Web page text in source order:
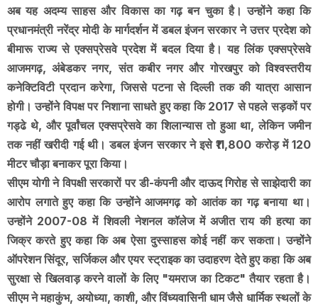
अब यह अदम्य साहस और विकास का गढ़ बन चुका है। उन्होंने कहा कि
प्रधानमंत्री नरेंद्र मोदी के मार्गदर्शन में डबल इंजन सरकार ने उत्तर प्रदेश को
बीमारू राज्य से एक्सप्रेसवे प्रदेश में बदल दिया है। यह लिंक एक्सप्रेसवे
आजमगढ़, अंबेडकर नगर, संत कबीर नगर और गोरखपुर को विश्वस्तरीय
कनेक्टिविटी प्रदान करेगा, जिससे पटना से दिल्ली तक की यात्रा आसान
होगी। उन्होंने विपक्ष पर निशाना साधते हुए कहा कि 2017 से पहले सड़कों पर
गड्ढे थे, और पूर्वांचल एक्सप्रेसवे का शिलान्यास तो हुआ था, लेकिन जमीन
तक नहीं खरीदी गई थी। डबल इंजन सरकार ने इसे ₹11,800 करोड़ में 120
मीटर चौड़ा बनाकर पूरा किया।
सीएम योगी ने विपक्षी सरकारों पर डी-कंपनी और दाऊद गिरोह से साझेदारी का
आरोप लगाते हुए कहा कि उन्होंने आजमगढ़ को आतंक का गढ़ बनाया था।
उन्होंने 2007-08 में शिवली नेशनल कॉलेज में अजीत राय की हत्या का
जिक्र करते हुए कहा कि अब ऐसा दुस्साहस कोई नहीं कर सकता। उन्होंने
ऑपरेशन सिंदूर, सर्जिकल और एयर स्ट्राइक का उदाहरण देते हुए कहा कि अब
सुरक्षा से खिलवाड़ करने वालों के लिए "यमराज का टिकट" तैयार रहता है।
सीएम ने महाकुंभ, अयोध्या, काशी, और विंध्यवासिनी धाम जैसे धार्मिक स्थलों के